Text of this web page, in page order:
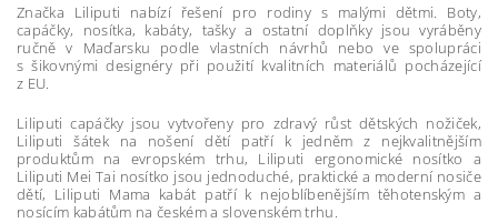
Značka Liliputi nabízí řešení pro rodiny s malými dětmi. Boty,
capáčky, nosítka, kabáty, tašky a ostatní doplňky jsou vyráběny
ručně v Maďarsku podle vlastních návrhů nebo ve spolupráci
s šikovnými designéry při použití kvalitních materiálů pocházející
z EU.
Liliputi capáčky jsou vytvořeny pro zdravý růst dětských nožiček,
Liliputi šátek na nošení dětí patří k jedněm z nejkvalitnějším
produktům na evropském trhu, Liliputi ergonomické nosítko a
Liliputi Mei Tai nosítko jsou jednoduché, praktické a moderní nosiče
dětí, Liliputi Mama kabát patří k nejoblíbenějším těhotenským a
nosícím kabátům na českém a slovenském trhu.